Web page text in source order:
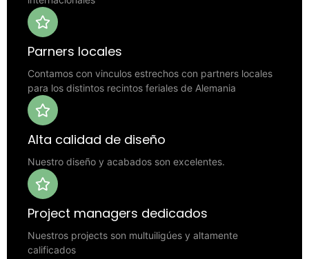
Parners locales
Contamos con vinculos estrechos con partners locales
para los distintos recintos feriales de Alemania
Alta calidad de diseño
Nuestro diseño y acabados son excelentes.
Project managers dedicados
Nuestros projects son multuiligúes y altamente
calificados